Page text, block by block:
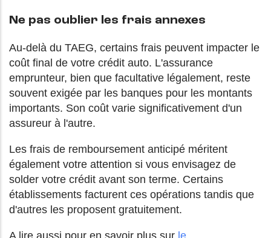
Ne pas oublier les frais annexes
Au-delà du TAEG, certains frais peuvent impacter le
coût final de votre crédit auto. L'assurance
emprunteur, bien que facultative légalement, reste
souvent exigée par les banques pour les montants
importants. Son coût varie significativement d'un
assureur à l'autre.
Les frais de remboursement anticipé méritent
également votre attention si vous envisagez de
solder votre crédit avant son terme. Certains
établissements facturent ces opérations tandis que
d'autres les proposent gratuitement.